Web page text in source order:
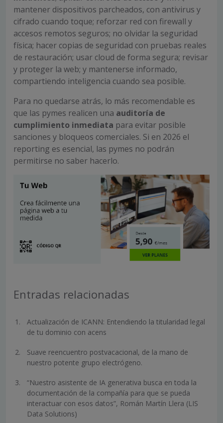
mantener dispositivos parcheados, con antivirus y
cifrado cuando toque; reforzar red con firewall y
accesos remotos seguros; no olvidar la seguridad
física; hacer copias de seguridad con pruebas reales
de restauración; usar cloud de forma segura; revisar
y proteger la web; y mantenerse informado,
compartiendo inteligencia cuando sea posible.
Para no quedarse atrás, lo más recomendable es
que las pymes realicen una auditoría de
cumplimiento inmediata para evitar posible
sanciones y bloqueos comerciales. Si en 2026 el
reporting es esencial, las pymes no podrán
permitirse no saber hacerlo.
Entradas relacionadas
Actualización de ICANN: Entendiendo la titularidad legal
de tu dominio con acens
Suave reencuentro postvacacional, de la mano de
nuestro potente grupo electrógeno.
“Nuestro asistente de IA generativa busca en toda la
documentación de la compañía para que se pueda
interactuar con esos datos”, Román Martín Llera (LIS
Data Solutions)